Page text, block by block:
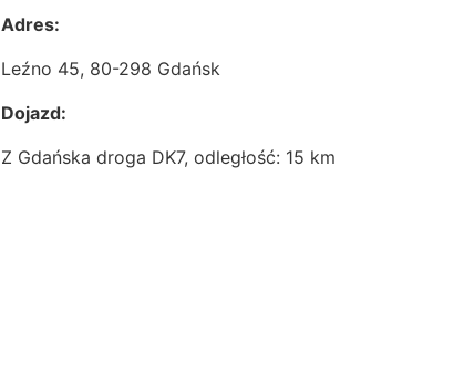
Adres:
Leźno 45, 80-298 Gdańsk
Dojazd:
Z Gdańska droga DK7, odległość: 15 km